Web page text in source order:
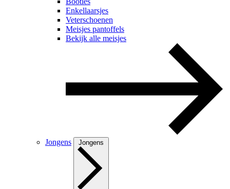
Enkellaarsjes
Veterschoenen
Meisjes pantoffels
Bekijk alle meisjes
Jongens Jongens